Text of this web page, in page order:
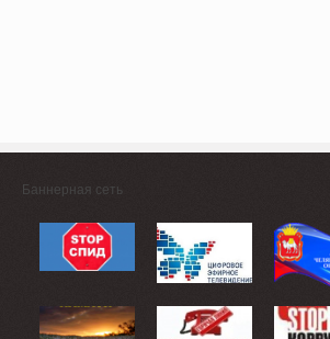
Баннерная сеть